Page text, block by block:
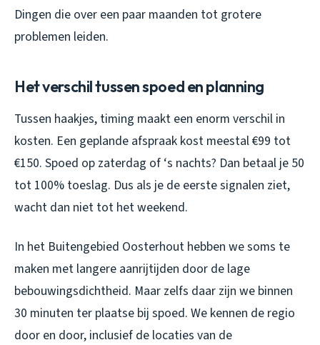
Dingen die over een paar maanden tot grotere
problemen leiden.
Het verschil tussen spoed en planning
Tussen haakjes, timing maakt een enorm verschil in
kosten. Een geplande afspraak kost meestal €99 tot
€150. Spoed op zaterdag of ‘s nachts? Dan betaal je 50
tot 100% toeslag. Dus als je de eerste signalen ziet,
wacht dan niet tot het weekend.
In het Buitengebied Oosterhout hebben we soms te
maken met langere aanrijtijden door de lage
bebouwingsdichtheid. Maar zelfs daar zijn we binnen
30 minuten ter plaatse bij spoed. We kennen de regio
door en door, inclusief de locaties van de